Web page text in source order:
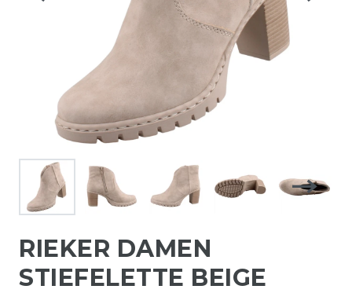
RIEKER DAMEN
STIEFELETTE BEIGE